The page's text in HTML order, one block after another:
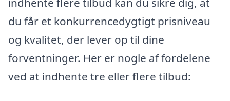
du får et konkurrencedygtigt prisniveau
og kvalitet, der lever op til dine
forventninger. Her er nogle af fordelene
ved at indhente tre eller flere tilbud: